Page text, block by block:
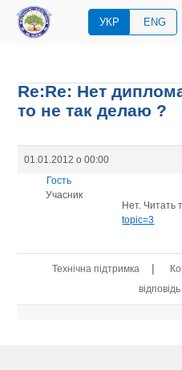
УКР ENG
Re:Re: Нет
то не так делаю ?
01.01.2012 о 00:00
Гость
Учасник
Нет. Читать
topic=3
Технічна підтримка |
відповідь